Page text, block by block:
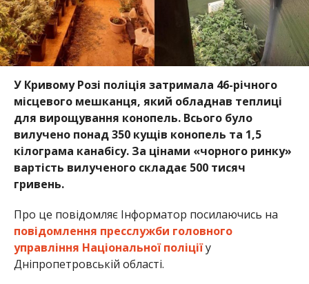
Про це повідомляє Інформатор посилаючись на
повідомлення пресслужби головного
управління Національної поліціїу
Дніпропетровській області.
Правоохоронці встановили, що до вирощування
конопель причетний 46-річний чоловік. У дачному
будинку він облаштував теплиці, оснастив їх
спеціальним освітленням, системою вентиляції та
обігріву й забезпечив «сприятливі» умови для
вирощування наркотичних рослин. Також він
займався заготівлею наркосировини – сушив та
подрібнював вирощені рослини. Пакети з
канабісом були вилучені у нього з автомобіля.